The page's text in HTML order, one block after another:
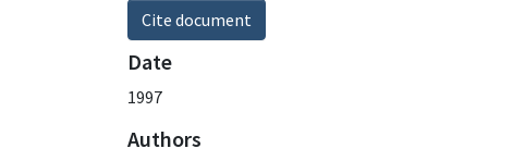
Cite document
Date
1997
Authors